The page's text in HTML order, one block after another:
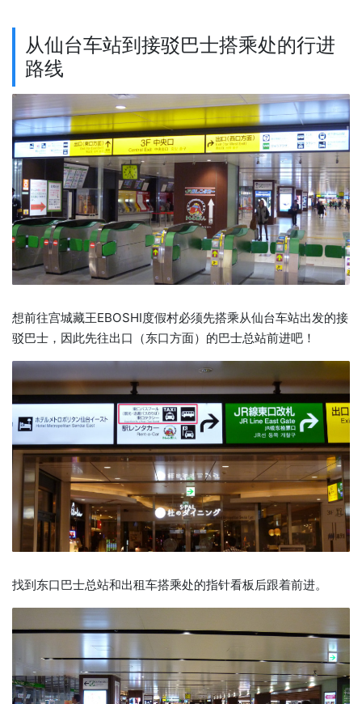
从仙台车站到接驳巴士搭乘处的行进
路线
想前往宫城藏王EBOSHI度假村必须先搭乘从仙台车站出发的接
驳巴士，因此先往出口（东口方面）的巴士总站前进吧！
找到东口巴士总站和出租车搭乘处的指针看板后跟着前进。